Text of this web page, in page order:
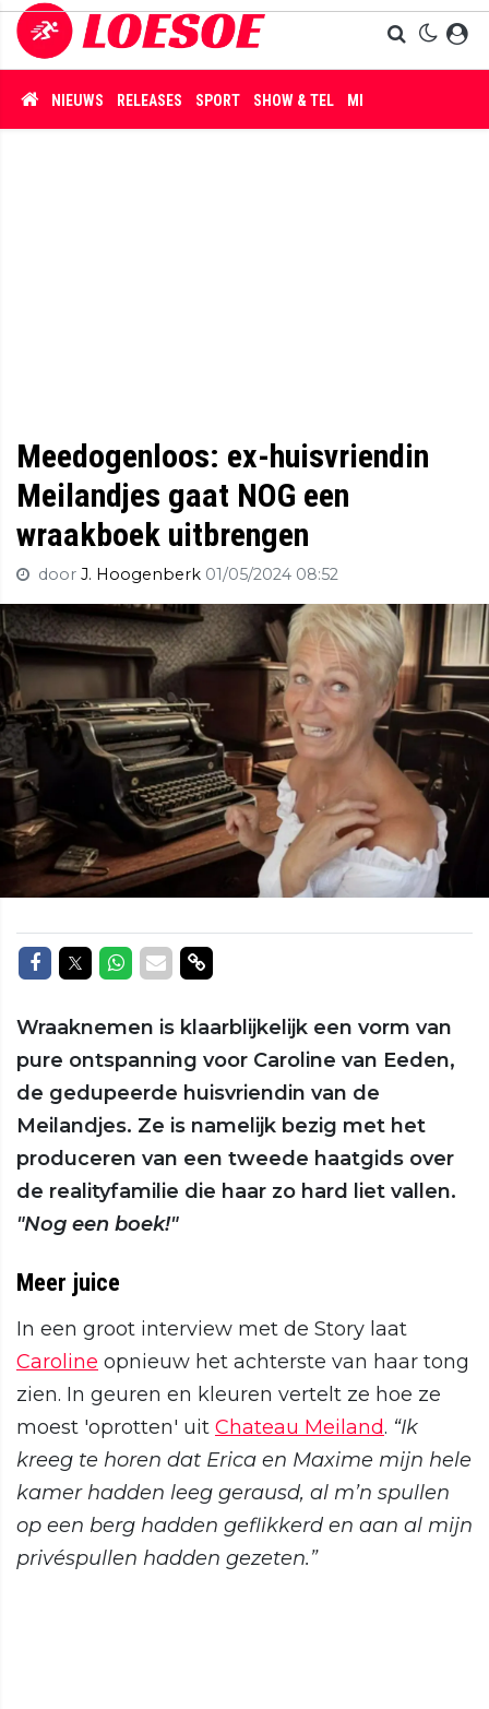
NIEUWS RELEASES SPORT SHOW & TEL MISDAAD
Meedogenloos: ex-huisvriendin
Meilandjes gaat NOG een
wraakboek uitbrengen
door J. Hoogenberk 01/05/2024 08:52
Delen op Facebook
Delen op Twitter
Delen op Whatsapp
Delen via Mail
Delen via link
Wraaknemen is klaarblijkelijk een vorm van
pure ontspanning voor Caroline van Eeden,
de gedupeerde huisvriendin van de
Meilandjes. Ze is namelijk bezig met het
produceren van een tweede haatgids over
de realityfamilie die haar zo hard liet vallen.
"Nog een boek!"
Meer juice
In een groot interview met de Story laat
Caroline opnieuw het achterste van haar tong
zien. In geuren en kleuren vertelt ze hoe ze
moest 'oprotten' uit Chateau Meiland. “Ik
kreeg te horen dat Erica en Maxime mijn hele
kamer hadden leeg gerausd, al m’n spullen
op een berg hadden geflikkerd en aan al mijn
privéspullen hadden gezeten.”